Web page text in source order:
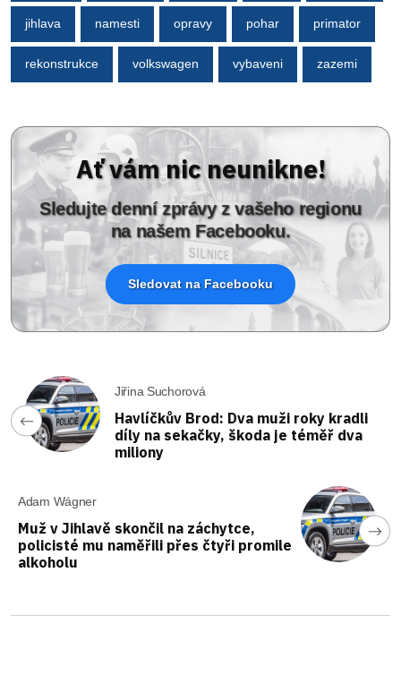
jihlava namesti opravy pohar primator
rekonstrukce volkswagen vybaveni zazemi
Ať vám nic neunikne!
Sledujte denní zprávy z vašeho regionu
na našem Facebooku.
Sledovat na Facebooku
Jiřina Suchorová
Havlíčkův Brod: Dva muži roky kradli
díly na sekačky, škoda je téměř dva
miliony
Adam Wágner
Muž v Jihlavě skončil na záchytce,
policisté mu naměřili přes čtyři promile
alkoholu